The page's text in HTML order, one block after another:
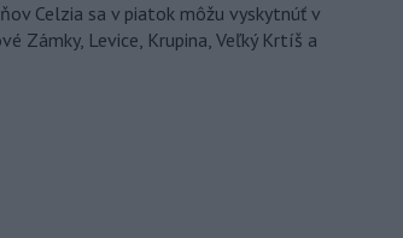
Celzia sa v piatok môžu vyskytnúť v
Zámky, Levice, Krupina, Veľký Krtíš a